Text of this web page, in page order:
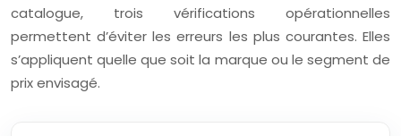
catalogue, trois vérifications opérationnelles
permettent d’éviter les erreurs les plus courantes. Elles
s’appliquent quelle que soit la marque ou le segment de
prix envisagé.